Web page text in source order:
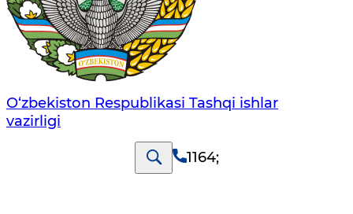
O‘zbеkistоn Rеspublikаsi Tashqi ishlаr
vаzirligi
1164;